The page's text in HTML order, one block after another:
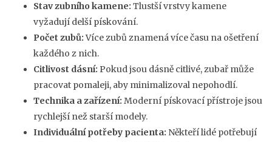
Stav zubního kamene: Tlustší vrstvy kamene
vyžadují delší pískování.
Počet zubů:Více zubů znamená více času na ošetření
každého z nich.
Citlivost dásní: Pokud jsou dásně citlivé, zubař může
pracovat pomaleji, aby minimalizoval nepohodlí.
Technika a zařízení: Moderní pískovací přístroje jsou
rychlejší než starší modely.
Individuální potřeby pacienta: Někteří lidé potřebují